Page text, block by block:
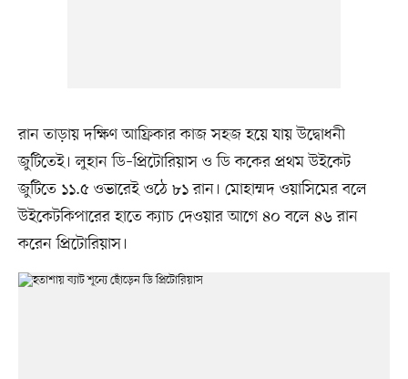
রান তাড়ায় দক্ষিণ আফ্রিকার কাজ সহজ হয়ে যায় উদ্বোধনী
জুটিতেই। লুহান ডি–প্রিটোরিয়াস ও ডি ককের প্রথম উইকেট
জুটিতে ১১.৫ ওভারেই ওঠে ৮১ রান। মোহাম্মদ ওয়াসিমের বলে
উইকেটকিপারের হাতে ক্যাচ দেওয়ার আগে ৪০ বলে ৪৬ রান
করেন প্রিটোরিয়াস।